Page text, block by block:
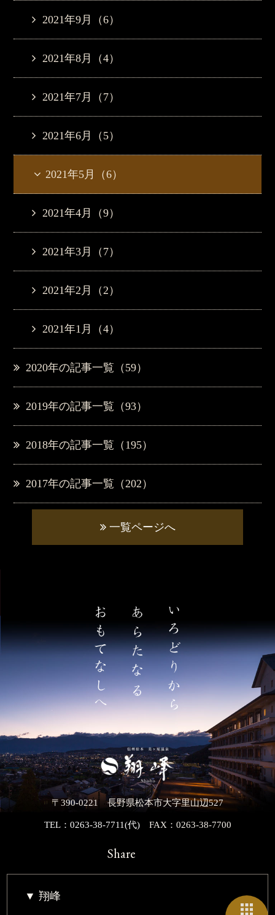
2021年9月（6）
2021年8月（4）
2021年7月（7）
2021年6月（5）
2021年5月（6）
2021年4月（9）
2021年3月（7）
2021年2月（2）
2021年1月（4）
2020年の記事一覧（59）
2019年の記事一覧（93）
2018年の記事一覧（195）
2017年の記事一覧（202）
一覧ページへ
〒390-0221 長野県松本市大字里山辺527
TEL：0263-38-7711(代)FAX：0263-38-7700
Share
翔峰